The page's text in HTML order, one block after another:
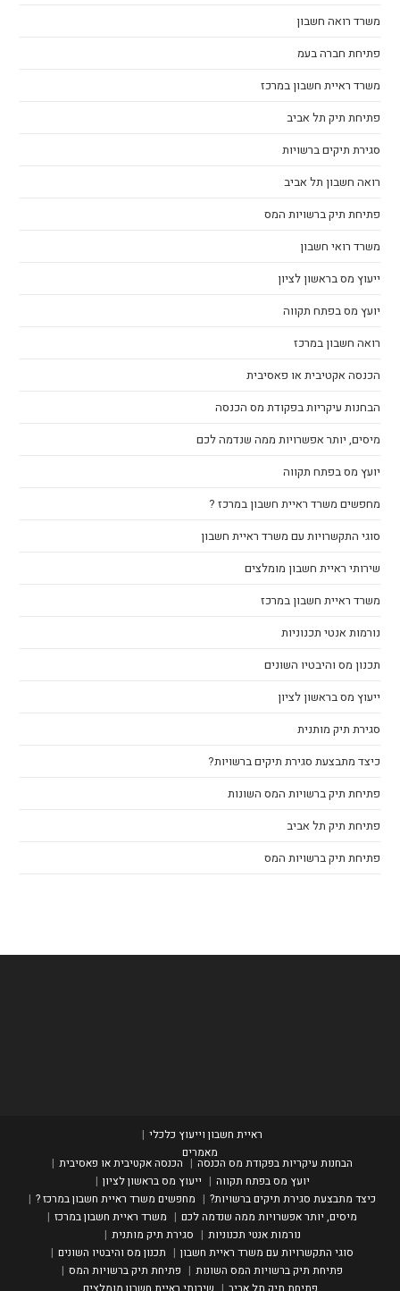
משרד רואה חשבון
פתיחת חברה בעמ
משרד ראיית חשבון במרכז
פתיחת תיק תל אביב
סגירת תיקים ברשויות
רואה חשבון תל אביב
פתיחת תיק ברשויות המס
משרד רואי חשבון
ייעוץ מס בראשון לציון
יועץ מס בפתח תקווה
רואה חשבון במרכז
הכנסה אקטיבית או פאסיבית
הבחנות עיקריות בפקודת מס הכנסה
מיסים, יותר אפשרויות ממה שנדמה לכם
יועץ מס בפתח תקווה
מחפשים משרד ראיית חשבון במרכז ?
סוגי התקשרויות עם משרד ראיית חשבון
שירותי ראיית חשבון מומלצים
משרד ראיית חשבון במרכז
נורמות אנטי תכנוניות
תכנון מס והיבטיו השונים
ייעוץ מס בראשון לציון
סגירת תיק מותנית
כיצד מתבצעת סגירת תיקים ברשויות?
פתיחת תיק ברשויות המס השונות
פתיחת תיק תל אביב
פתיחת תיק ברשויות המס
ראיית חשבון וייעוץ כלכלי
מאמרים
הבחנות עיקריות בפקודת מס הכנסה
הכנסה אקטיבית או פאסיבית
יועץ מס בפתח תקווה
ייעוץ מס בראשון לציון
כיצד מתבצעת סגירת תיקים ברשויות?
מחפשים משרד ראיית חשבון במרכז ?
מיסים, יותר אפשרויות ממה שנדמה לכם
משרד ראיית חשבון במרכז
נורמות אנטי תכנוניות
סגירת תיק מותנית
סוגי התקשרויות עם משרד ראיית חשבון
תכנון מס והיבטיו השונים
פתיחת תיק ברשויות המס השונות
פתיחת תיק ברשויות המס